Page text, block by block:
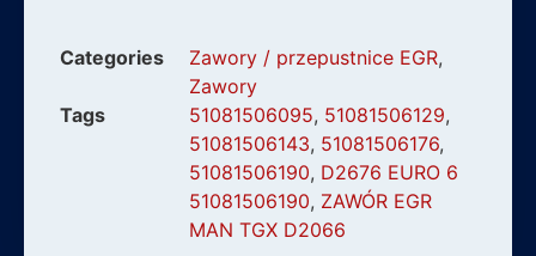
Categories Zawory / przepustnice EGR,
Zawory
Tags
51081506095, 51081506129,
51081506143, 51081506176,
51081506190, D2676 EURO 6
51081506190, ZAWÓR EGR
MAN TGX D2066